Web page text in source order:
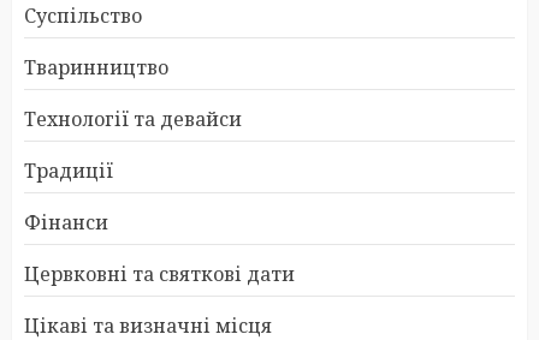
Суспільство
Тваринництво
Технології та девайси
Традиції
Фінанси
Цервковні та святкові дати
Цікаві та визначні місця